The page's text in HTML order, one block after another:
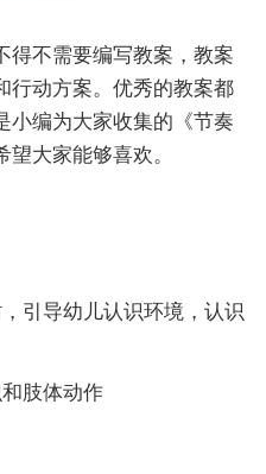
得不需要编写教案，教案
行动方案。优秀的教案都
小编为大家收集的《节奏
大家能够喜欢。
引导幼儿认识环境，认识
肢体动作